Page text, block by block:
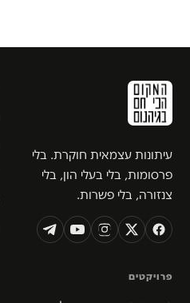
עיתונות עצמאית חוקרת. בלי
פרסומות, בלי בעלי הון, בלי
צנזורה, בלי פשרות.
פרויקטים